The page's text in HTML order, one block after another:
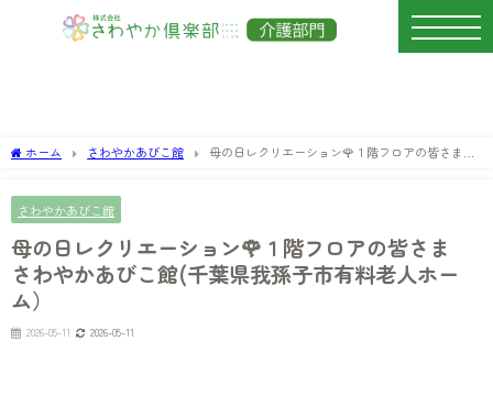
ホーム さわやかあびこ館
母の日レクリエーション🌹１階フロアの皆さま
さわやかあびこ館
母の日レクリエーション🌹１階フロアの皆さま
さわやかあびこ館(千葉県我孫子市有料老人ホー
ム）
2026-05-11 2026-05-11